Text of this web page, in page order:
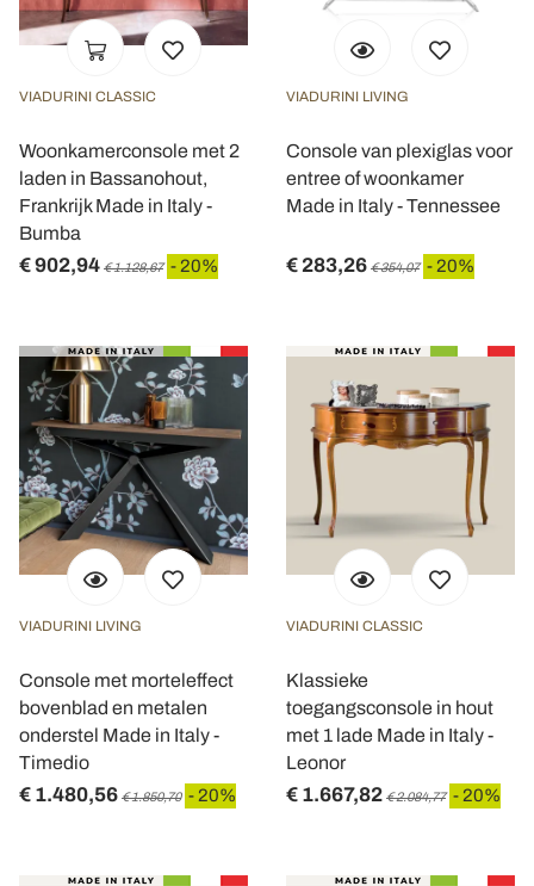
VIADURINI CLASSIC
Woonkamerconsole met 2
laden in Bassanohout,
Frankrijk Made in Italy -
Bumba
€ 902,94 € 1.128,67 - 20%
VIADURINI LIVING
Console van plexiglas voor
entree of woonkamer
Made in Italy - Tennessee
€ 283,26 € 354,07 - 20%
VIADURINI LIVING
Console met morteleffect
bovenblad en metalen
onderstel Made in Italy -
Timedio
€ 1.480,56 € 1.850,70 - 20%
VIADURINI CLASSIC
Klassieke
toegangsconsole in hout
met 1 lade Made in Italy -
Leonor
€ 1.667,82 € 2.084,77 - 20%